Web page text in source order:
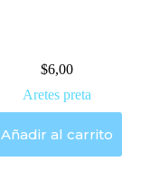
$6,00
Aretes preta
Añadir al carrito